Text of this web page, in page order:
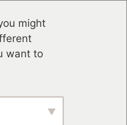
might
want to